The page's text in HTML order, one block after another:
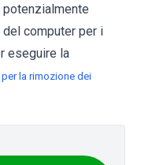
computer per i
eseguire la
la rimozione dei